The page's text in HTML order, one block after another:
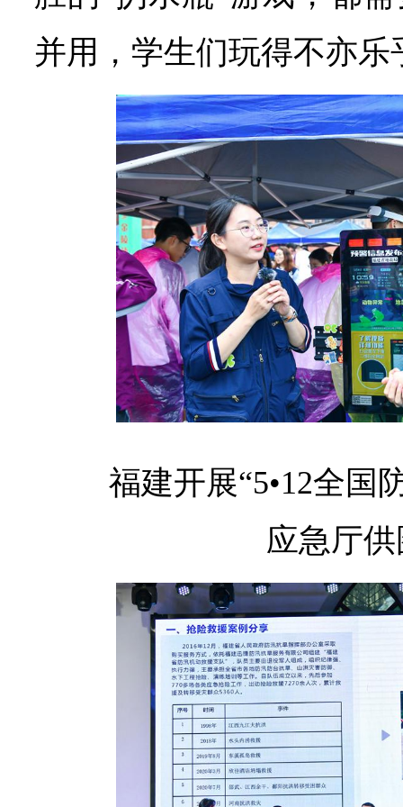
并用，学生们玩得不亦乐
福建开展“5•12全国
应急厅